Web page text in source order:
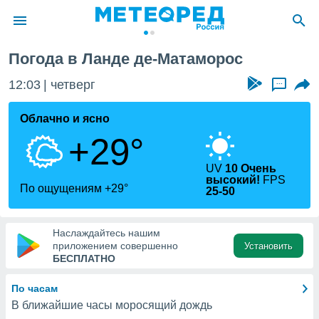
о
Вы можете
к этому
доступ
Погода в Ланде де-Матаморос
12:03 четверг ...
Облачно и ясно
+29°
По ощущениям +29°
UV 10 Очень
высокий! FPS
25-50
Наслаждайтесь нашим
приложением совершенно
БЕСПЛАТНО
Установить
По часам
В ближайшие часы моросящий дождь